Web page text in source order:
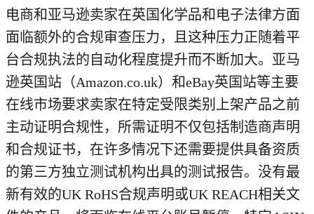
电商和亚马逊卖家在英国化学品和电子法律方面
面临额外的合规审查压力，且这种压力正随着平
台合规执法的自动化程度提升而不断加大。亚马
逊英国站（Amazon.co.uk）和eBay英国站等主要
在线市场要求卖家在特定受限类别上架产品之前
主动证明合规性，所需证明不仅包括制造商声明
和合规证书，在许多情况下还需要提供具备资质
的第三方独立测试机构出具的测试报告。没有最
新有效的UK RoHS合规声明或UK REACH相关文